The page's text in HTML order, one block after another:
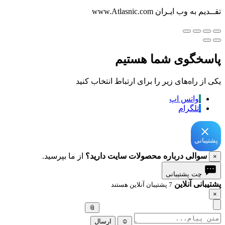
تقــدیم به وب ایـران www.Atlasnic.com
پاسخگوی شما هستیم
یکی از راه‌های زیر را برای ارتباط انتخاب کنید
واتس اپ
تلگرام
پشتیبانی
× سوالی درباره محصولات سایت دارید؟ از ما بپرسید.
چت پشتیبانی
پشتیبانی آنلاین 7 پشتیبان آنلاین هستند
×
📎
☺
ارسال